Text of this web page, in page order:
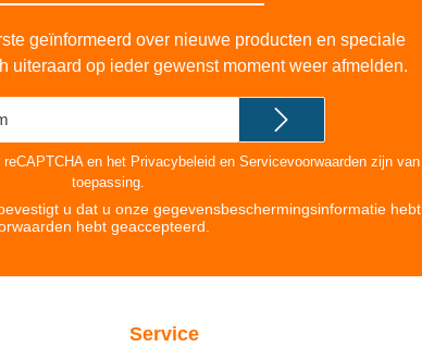
geïnformeerd over nieuwe producten en speciale
uiteraard op ieder gewenst moment weer afmelden.
en het Privacybeleid en Servicevoorwaardenzijn van
toepassing.
u dat u onze gegevensbeschermingsinformatie hebt
hebt geaccepteerd
Service